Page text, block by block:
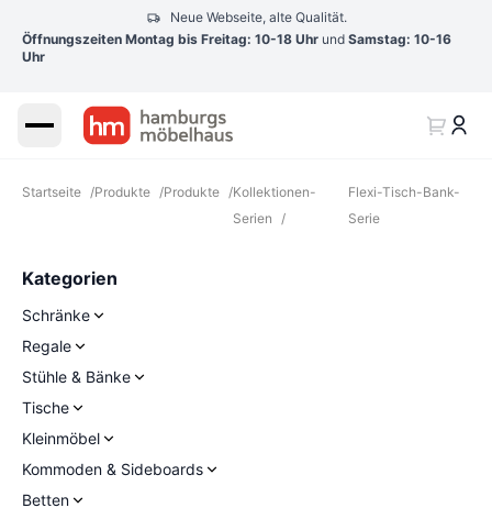
Neue Webseite, alte Qualität.
Öffnungszeiten Montag bis Freitag: 10-18 Uhr und Samstag: 10-16
Uhr
Startseite /Produkte /Produkte /Kollektionen-
Serien /
Flexi-Tisch-Bank-
Serie
Kategorien
Schränke
Regale
Stühle & Bänke
Tische
Kleinmöbel
Kommoden & Sideboards
Betten